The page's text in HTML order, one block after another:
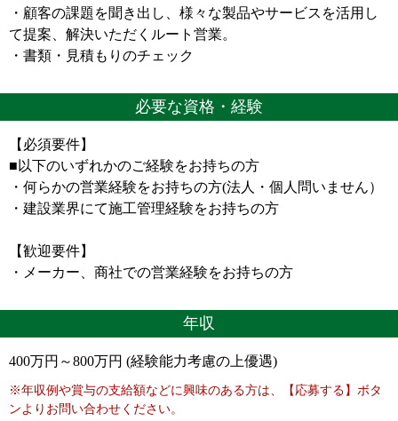
・顧客の課題を聞き出し、様々な製品やサービスを活用し
て提案、解決いただくルート営業。
・書類・見積もりのチェック
必要な資格・経験
【必須要件】
■以下のいずれかのご経験をお持ちの方
・何らかの営業経験をお持ちの方(法人・個人問いません）
・建設業界にて施工管理経験をお持ちの方
【歓迎要件】
・メーカー、商社での営業経験をお持ちの方
年収
400万円～800万円 (経験能力考慮の上優遇)
※年収例や賞与の支給額などに興味のある方は、【応募する】ボタ
ンよりお問い合わせください。